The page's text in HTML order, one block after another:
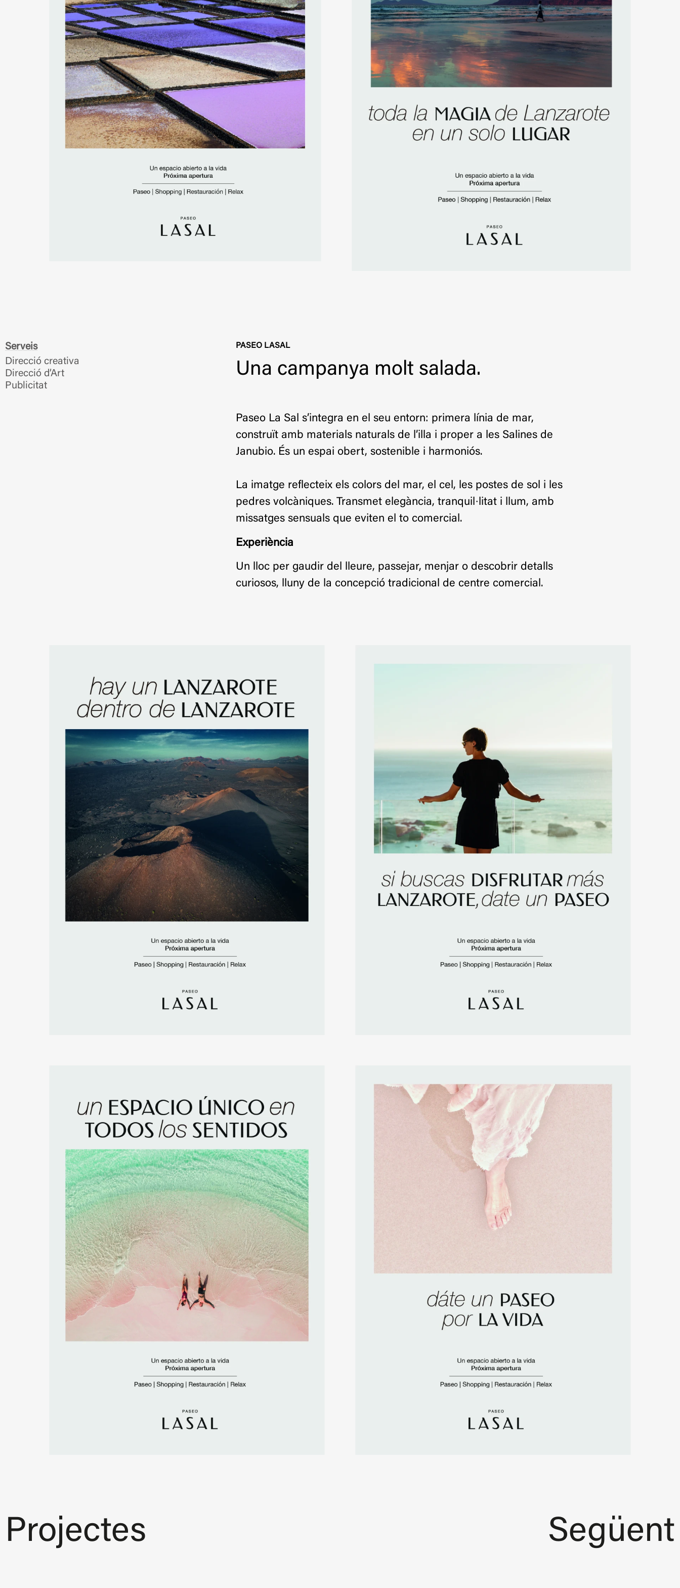
Serveis
Direcció creativa
Direcció d’Art
Publicitat
PASEO LASAL
Una campanya molt salada.
Paseo La Sal s’integra en el seu entorn: primera línia de mar,
construït amb materials naturals de l’illa i proper a les Salines de
Janubio. És un espai obert, sostenible i harmoniós.
La imatge reflecteix els colors del mar, el cel, les postes de sol i les
pedres volcàniques. Transmet elegància, tranquil·litat i llum, amb
missatges sensuals que eviten el to comercial.
Experiència
Un lloc per gaudir del lleure, passejar, menjar o descobrir detalls
curiosos, lluny de la concepció tradicional de centre comercial.
Projectes Següent